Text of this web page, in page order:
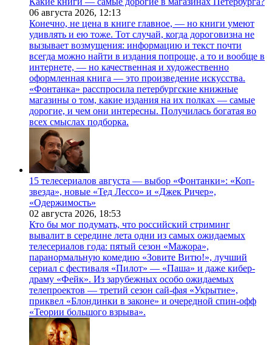
06 августа 2026, 12:13
Конечно, не цена в книге главное, — но книги умеют
удивлять и ею тоже. Тот случай, когда дороговизна не
вызывает возмущения: информацию и текст почти
всегда можно найти в издания попроще, а то и вообще в
интернете, — но качественная и художественно
оформленная книга — это произведение искусства.
«Фонтанка» расспросила петербургские книжные
магазины о том, какие издания на их полках — самые
дорогие, и чем они интересны. Получилась богатая во
всех смыслах подборка.
15 телесериалов августа — выбор «Фонтанки»: «Коп-
звезда», новые «Тед Лессо» и «Джек Ричер»,
«Одержимость»
02 августа 2026, 18:53
Кто бы мог подумать, что российский стриминг
вывалит в середине лета одни из самых ожидаемых
телесериалов года: пятый сезон «Мажора»,
паранормальную комедию «Зовите Витю!», лучший
сериал с фестиваля «Пилот» — «Паша» и даже кибер-
драму «Фейк». Из зарубежных особо ожидаемых
телепроектов — третий сезон сай-фая «Укрытие»,
приквел «Блондинки в законе» и очередной спин-офф
«Теории большого взрыва».